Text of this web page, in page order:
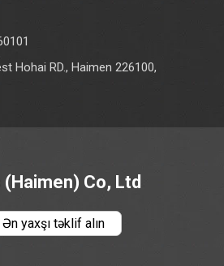
Hohai RD., Haimen 226100,
Co, Ltd
Ən yaxşı təklif alın